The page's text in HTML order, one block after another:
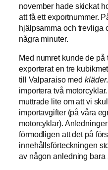
november hade skickat
att få ett exportnummer.
hjälpsamma och trevliga
några minuter.
Med numret kunde de
exporterat en tre
till Valparaiso med kläder
importera två
muttrade lite om att vi
importavgifter (på våra
motorcyklar).
förmodligen att det på
innehållsförteckningen
av någon anledning bara